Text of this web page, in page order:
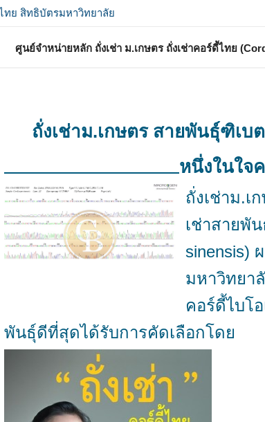
ทย สิทธิบัตรมหาวิทยาลัย
ศูนย์จำหน่ายหลัก ถั่งเช่า ม.เกษตร ถั่งเช่าคอร์ดี้ไทย
ถั่งเช่าม.เกษตร สายพันธุ์ฑิเบ
หนึ่งในใจ
ถั่งเช่าม.เ
เช่าสายพั
sinensis)
มหาวิทยา
คอร์ดี้ไบโ
พันธุ์ดีที่สุดได้รับการคัดเลือกโดย